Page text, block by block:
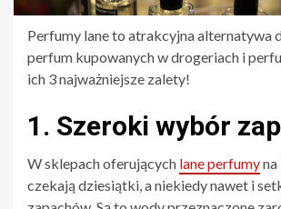
Perfumy lane to atrakcyjna alternatywa
perfum kupowanych w drogeriach i
ich 3 najważniejsze zalety!
1. Szeroki wybór
W sklepach oferujących lane perfumy
czekają dziesiątki, a niekiedy nawet i